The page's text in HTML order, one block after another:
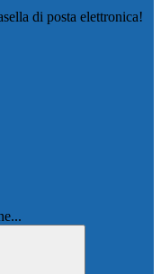
di posta elettronica!